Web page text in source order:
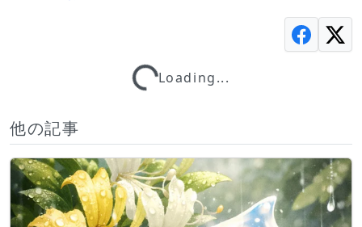
Loading...Loading...
他の記事